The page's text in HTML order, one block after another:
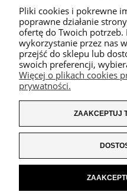
Pliki cookies i pokrewne
poprawne działanie
ofertę do Twoich potrzeb.
wykorzystanie przez nas
przejść do sklepu lub
swoich preferencji,
Więcej o plikach cookies
prywatności.
ZAAKCEPTUJ